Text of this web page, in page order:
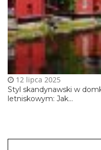
Styl skandynawski w
letniskowym: Jak...
12 lipca 2025